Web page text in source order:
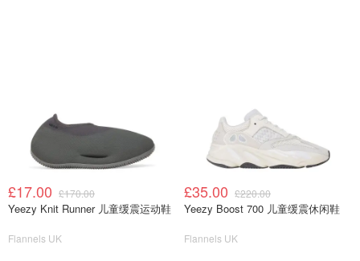
£17.00 £170.00
Yeezy Knit Runner 儿童缓震运动鞋
Flannels UK
£35.00 £220.00
Yeezy Boost 700 儿童缓震休闲鞋
Flannels UK